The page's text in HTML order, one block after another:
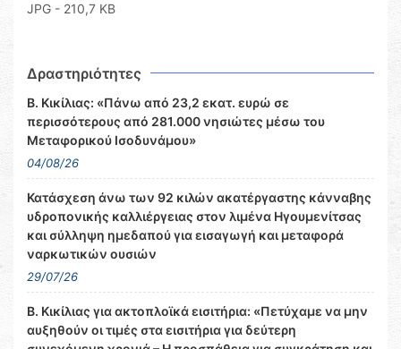
JPG - 210,7 KB
Δραστηριότητες
Β. Κικίλιας: «Πάνω από 23,2 εκατ. ευρώ σε
περισσότερους από 281.000 νησιώτες μέσω του
Μεταφορικού Ισοδυνάμου»
04/08/26
Κατάσχεση άνω των 92 κιλών ακατέργαστης κάνναβης
υδροπονικής καλλιέργειας στον λιμένα Ηγουμενίτσας
και σύλληψη ημεδαπού για εισαγωγή και μεταφορά
ναρκωτικών ουσιών
29/07/26
Β. Κικίλιας για ακτοπλοϊκά εισιτήρια: «Πετύχαμε να μην
αυξηθούν οι τιμές στα εισιτήρια για δεύτερη